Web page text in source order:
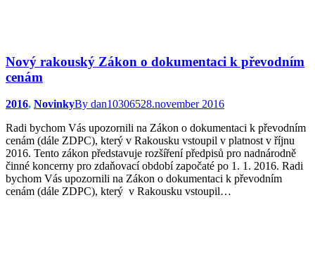
Nový rakouský Zákon o dokumentaci k převodním
cenám
2016, NovinkyBy dan10306528.november 2016
Radi bychom Vás upozornili na Zákon o dokumentaci k převodním
cenám (dále ZDPC), který v Rakousku vstoupil v platnost v říjnu
2016. Tento zákon představuje rozšíření předpisů pro nadnárodně
činné koncerny pro zdaňovací období započaté po 1. 1. 2016. Radi
bychom Vás upozornili na Zákon o dokumentaci k převodním
cenám (dále ZDPC), který v Rakousku vstoupil…